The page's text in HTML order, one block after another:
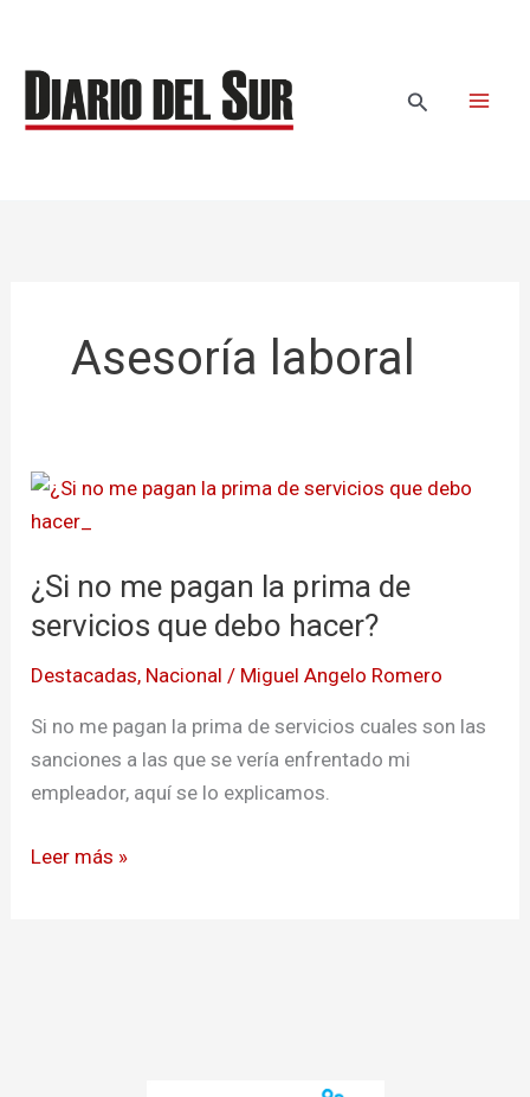
contenido
Buscar
Asesoría laboral
¿Si no me pagan la prima de
servicios que debo hacer?
Destacadas, Nacional / Miguel Angelo Romero
Si no me pagan la prima de servicios cuales son las
sanciones a las que se vería enfrentado mi
empleador, aquí se lo explicamos.
¿Si
no
pagan
la
de
servicios
que
debo
Leer más »